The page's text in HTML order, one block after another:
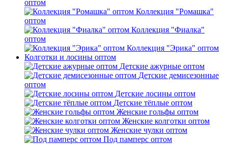
оптом
Коллекция "Ромашка"
оптом
Коллекция "Фиалка"
оптом
Коллекция "Эрика" оптом
Колготки и лосины оптом
Детские ажурные оптом
Детские демисезонные
оптом
Детские лосины оптом
Детские тёплые оптом
Женские гольфы оптом
Женские колготки оптом
Женские чулки оптом
Под памперс оптом